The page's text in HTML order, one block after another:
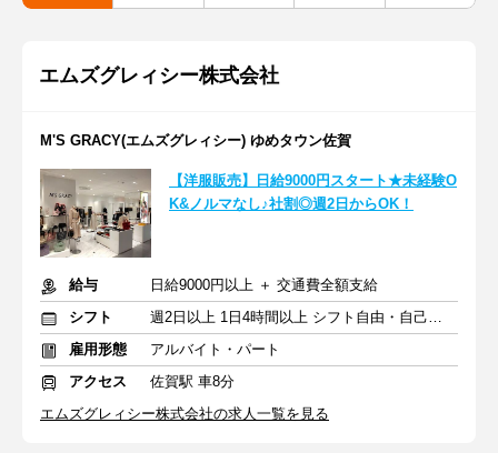
エムズグレィシー株式会社
M'S GRACY(エムズグレィシー) ゆめタウン佐賀
【洋服販売】日給9000円スタート★未経験O
K&ノルマなし♪社割◎週2日からOK！
給与
日給9000円以上 ＋ 交通費全額支給
シフト
週2日以上 1日4時間以上 シフト自由・自己申告
雇用形態
アルバイト・パート
アクセス
佐賀駅 車8分
エムズグレィシー株式会社の求人一覧を見る